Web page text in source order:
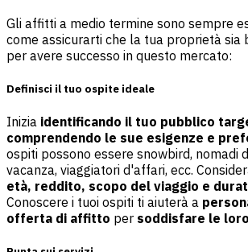
Gli affitti a medio termine sono sempre
come assicurarti che la tua proprietà sia
per avere successo in questo mercato:
Definisci il tuo ospite ideale
Inizia identificando il tuo pubblico
comprendendo le sue esigenze e
ospiti possono essere snowbird, nomadi
vacanza, viaggiatori d'affari, ecc.
età, reddito, scopo del viaggio e
Conoscere i tuoi ospiti ti aiuterà a
offerta di affitto per soddisfare le